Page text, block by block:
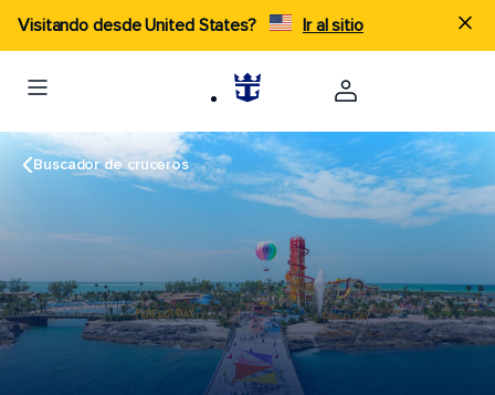
Visitando desde United States? Ir al sitio
Buscador de cruceros